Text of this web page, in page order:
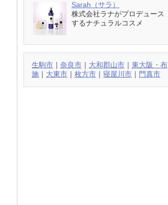
Sarah（サラ）
株式会社ラナがプロデュース
するナチュラルコスメ
生駒市 ｜ 奈良市 ｜ 大和郡山市 ｜ 東大阪・布
施 ｜ 大東市 ｜ 枚方市 ｜ 寝屋川市 ｜ 門真市